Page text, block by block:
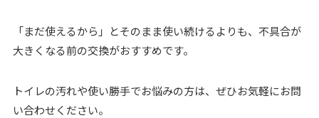
「まだ使えるから」とそのまま使い続けるよりも、不具合が
大きくなる前の交換がおすすめです。
トイレの汚れや使い勝手でお悩みの方は、ぜひお気軽にお問
い合わせください。